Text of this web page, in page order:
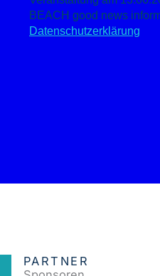
BEACH good news
Datenschutzerklärung
PARTNER